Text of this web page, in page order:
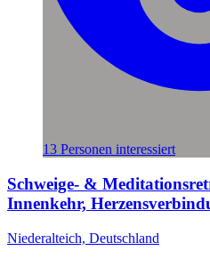
13 Personen interessiert
Schweige- &
Innenkehr,
Niederalteich, Deutschland